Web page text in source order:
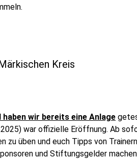
Kreis
haben wir bereits eine Anlage
war offizielle Eröffnung. Ab
zu üben und euch Tipps von
und Stiftungsgelder